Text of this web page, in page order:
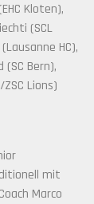
Kloten),
(SCL
HC),
(SC Bern),
Lions)
mit
Marco